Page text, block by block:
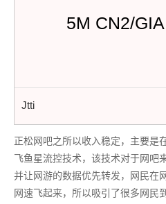
5M CN2/
Jtti
正松网吧之所以收入稳定，主要是
飞鱼星流控技术，该技术对于网吧
并让网游的数据优先转发，网民在
网速飞起来，所以吸引了很多网民